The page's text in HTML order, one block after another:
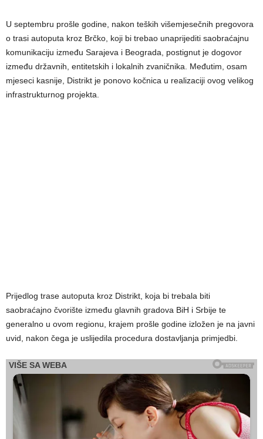
U septembru prošle godine, nakon teških višemjesečnih pregovora
o trasi autoputa kroz Brčko, koji bi trebao unaprijediti saobraćajnu
komunikaciju između Sarajeva i Beograda, postignut je dogovor
između državnih, entitetskih i lokalnih zvaničnika. Međutim, osam
mjeseci kasnije, Distrikt je ponovo kočnica u realizaciji ovog velikog
infrastrukturnog projekta.
Prijedlog trase autoputa kroz Distrikt, koja bi trebala biti
saobraćajno čvorište između glavnih gradova BiH i Srbije te
generalno u ovom regionu, krajem prošle godine izložen je na javni
uvid, nakon čega je uslijedila procedura dostavljanja primjedbi.